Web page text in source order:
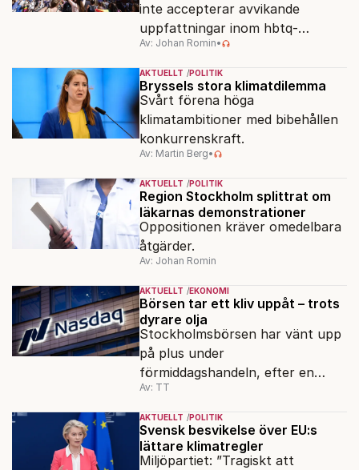
inte accepterar avvikande
uppfattningar inom hbtq-
rörelsen. "Vi har inga problem
med transpersoner", säger
ordföranden Linn Saarinen.
Av: Johan Romin•
AKTUELLT POLITIK
Bryssels stora klimatdilemma
Svårt förena höga
klimatambitioner med bibehållen
konkurrenskraft.
Av: Martin Berg•
AKTUELLT POLITIK
Region Stockholm splittrat om
läkarnas demonstrationer
Oppositionen kräver omedelbara
åtgärder.
Av: Johan Romin
AKTUELLT EKONOMI
Börsen tar ett kliv uppåt – trots
dyrare olja
Stockholmsbörsen har vänt upp
på plus under
förmiddagshandeln, efter en
inledning nedåt – trots ett högre
oljepris och AI-oro.
Av: TT
AKTUELLT POLITIK
Svensk besvikelse över EU:s
lättare klimatregler
Miljöpartiet: ”Tragiskt att